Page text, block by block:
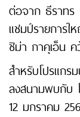
ต่อจาก ธีราท
แชมป์รายการ
ชิม่า กาคุเอ็น ค
สำหรับโปรแกร
ลงสนามพบกับ
12 มกราคม